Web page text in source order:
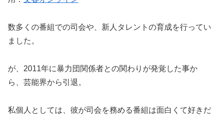
数多くの番組での司会や、新人タレントの育成を行ってい
ました。
が、2011年に暴力団関係者との関わりが発覚した事か
ら、芸能界から引退。
私個人としては、彼が司会を務める番組は面白くて好きだ